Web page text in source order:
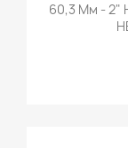
60,3 Мм -